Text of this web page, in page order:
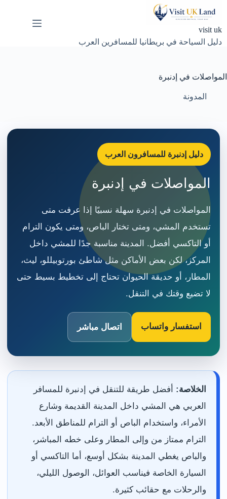
visit uk
دليل السياحة في بريطانيا للمسافرين العرب
المواصلات في إدنبرة
المدونة
دليل إدنبرة للمسافرون العرب
المواصلات في إدنبرة
المواصلات في إدنبرة سهلة نسبيًا إذا عرفت متى
تستخدم المشي، ومتى تختار الباص، ومتى يكون الترام
أو التاكسي أفضل. المدينة مناسبة جدًا للمشي داخل
المركز، لكن بعض الأماكن مثل شاطئ بورتوبيللو، ليث،
المطار، أو حديقة الحيوان تحتاج إلى تخطيط بسيط حتى
لا تضيع وقتك في التنقل.
استفسار واتساب اتصال مباشر
الخلاصة: أفضل طريقة للتنقل في إدنبرة للمسافر
العربي هي المشي داخل المدينة القديمة وشارع
الأمراء، واستخدام الباص أو الترام للمناطق الأبعد.
الترام ممتاز من وإلى المطار وعلى خطه المباشر،
والباص يغطي المدينة بشكل أوسع، أما التاكسي أو
السيارة الخاصة فيناسب العوائل، الوصول الليلي،
والرحلات مع حقائب كثيرة.